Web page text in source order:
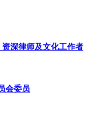
深律师及文化工作者
会委员